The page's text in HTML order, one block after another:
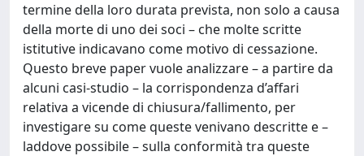
termine della loro durata prevista, non solo a causa
della morte di uno dei soci – che molte scritte
istitutive indicavano come motivo di cessazione.
Questo breve paper vuole analizzare – a partire da
alcuni casi-studio – la corrispondenza d’affari
relativa a vicende di chiusura/fallimento, per
investigare su come queste venivano descritte e –
laddove possibile – sulla conformità tra queste